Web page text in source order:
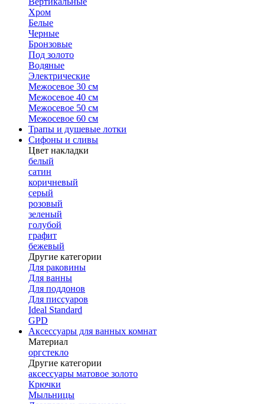
Хром
Белые
Черные
Бронзовые
Под золото
Водяные
Электрические
Межосевое 30 см
Межосевое 40 см
Межосевое 50 см
Межосевое 60 см
Трапы и душевые лотки
Сифоны и сливы
Цвет накладки
белый
сатин
коричневый
серый
розовый
зеленый
голубой
графит
бежевый
Другие категории
Для раковины
Для ванны
Для поддонов
Для писсуаров
Ideal Standard
GPD
Аксессуары для ванных комнат
Материал
оргстекло
Другие категории
аксессуары матовое золото
Крючки
Мыльницы